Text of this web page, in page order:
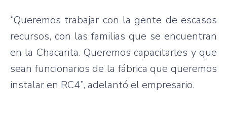
“Queremos trabajar con la gente de escasos
recursos, con las familias que se encuentran
en la Chacarita. Queremos capacitarles y que
sean funcionarios de la fábrica que queremos
instalar en RC4”, adelantó el empresario.